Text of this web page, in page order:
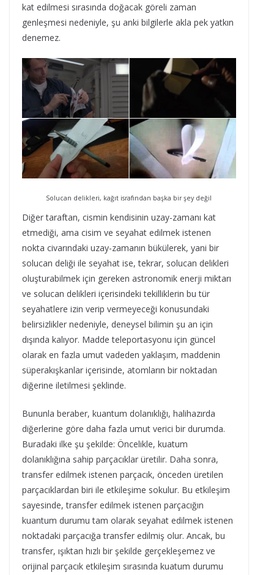
kat edilmesi sırasında doğacak göreli zaman
genleşmesi nedeniyle, şu anki bilgilerle akla pek yatkın
denemez.
Solucan delikleri, kağıt israfından başka bir şey değil
Diğer taraftan, cismin kendisinin uzay-zamanı kat
etmediği, ama cisim ve seyahat edilmek istenen
nokta civarındaki uzay-zamanın bükülerek, yani bir
solucan deliği ile seyahat ise, tekrar, solucan delikleri
oluşturabilmek için gereken astronomik enerji miktarı
ve solucan delikleri içerisindeki tekilliklerin bu tür
seyahatlere izin verip vermeyeceği konusundaki
belirsizlikler nedeniyle, deneysel bilimin şu an için
dışında kalıyor. Madde teleportasyonu için güncel
olarak en fazla umut vadeden yaklaşım, maddenin
süperakışkanlar içerisinde, atomların bir noktadan
diğerine iletilmesi şeklinde.
Bununla beraber, kuantum dolanıklığı, halihazırda
diğerlerine göre daha fazla umut verici bir durumda.
Buradaki ilke şu şekilde: Öncelikle, kuatum
dolanıklığına sahip parçacıklar üretilir. Daha sonra,
transfer edilmek istenen parçacık, önceden üretilen
parçacıklardan biri ile etkileşime sokulur. Bu etkileşim
sayesinde, transfer edilmek istenen parçacığın
kuantum durumu tam olarak seyahat edilmek istenen
noktadaki parçacığa transfer edilmiş olur. Ancak, bu
transfer, ışıktan hızlı bir şekilde gerçekleşemez ve
orijinal parçacık etkileşim sırasında kuatum durumu